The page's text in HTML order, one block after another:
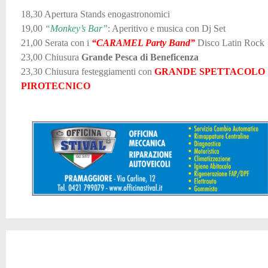
18,30 Apertura Stands enogastronomici
19,00 “Monkey’s Bar”: Aperitivo e musica con Dj Set
21,00 Serata con i “CARAMEL Party Band” Disco Latin Rock
23,00 Chiusura Grande Pesca di Beneficenza
23,30 Chiusura festeggiamenti con GRANDE SPETTACOLO
PIROTECNICO